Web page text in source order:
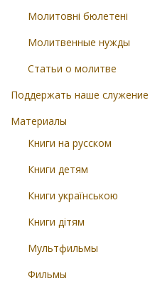
Молитовні бюлетені
Молитвенные нужды
Статьи о молитве
Поддержать наше служение
Материалы
Книги на русском
Книги детям
Книги українською
Книги дітям
Мультфильмы
Фильмы